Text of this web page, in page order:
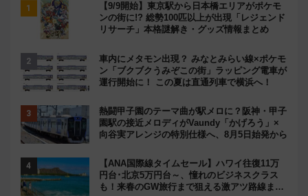
【9/9開始】東京駅から日本橋エリアがポケモ
ンの街に!? 総勢100匹以上が出現「レジェンド
リサーチ」本格謎解き・グッズ情報まとめ
車内にメタモン出現？ みなとみらい線×ポケモ
ン「ブクブクうみぞこの街」ラッピング電車が
運行開始に！ この夏は直通列車で横浜へ！
熱闘甲子園のテーマ曲が駅メロに？阪神・甲子
園駅の接近メロディがVaundy「かげろう」×
向谷実アレンジの特別仕様へ、8月5日始発から
【ANA国際線タイムセール】ハワイ往復11万
円台･北京5万円台～、憧れのビジネスクラス
も！来春のGW旅行まで狙える激アツ路線まと